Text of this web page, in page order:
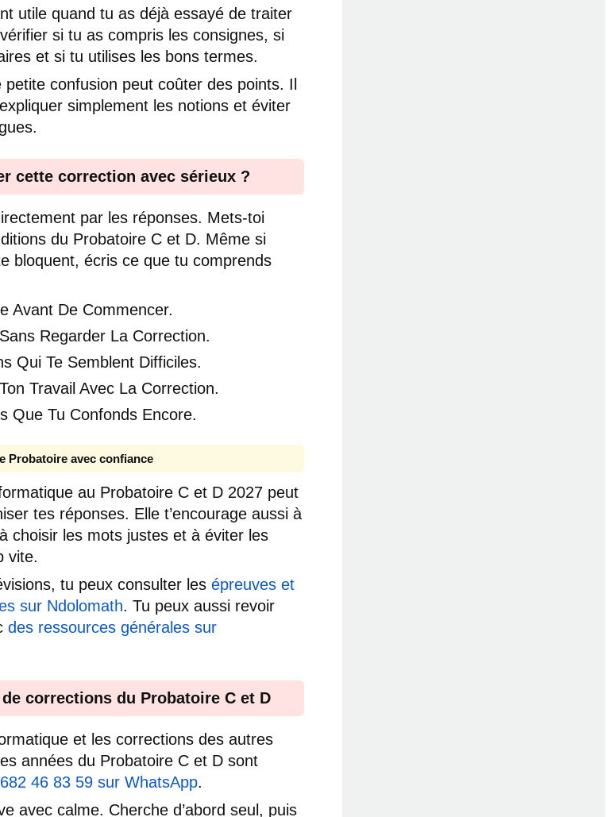
utile quand tu as déjà essayé de traiter
si tu as compris les consignes, si
et si tu utilises les bons termes.
petite confusion peut coûter des points. Il
simplement les notions et éviter
cette correction avec sérieux ?
par les réponses. Mets-toi
du Probatoire C et D. Même si
bloquent, écris ce que tu comprends
Avant De Commencer.
Regarder La Correction.
Qui Te Semblent Difficiles.
Travail Avec La Correction.
Que Tu Confonds Encore.
Probatoire avec confiance
au Probatoire C et D 2027 peut
tes réponses. Elle t’encourage aussi à
choisir les mots justes et à éviter les
vite.
tu peux consulter les épreuves et
sur Ndolomath. Tu peux aussi revoir
des ressources générales sur
corrections du Probatoire C et D
et les corrections des autres
années du Probatoire C et D sont
46 83 59 sur WhatsApp.
avec calme. Cherche d’abord seul, puis